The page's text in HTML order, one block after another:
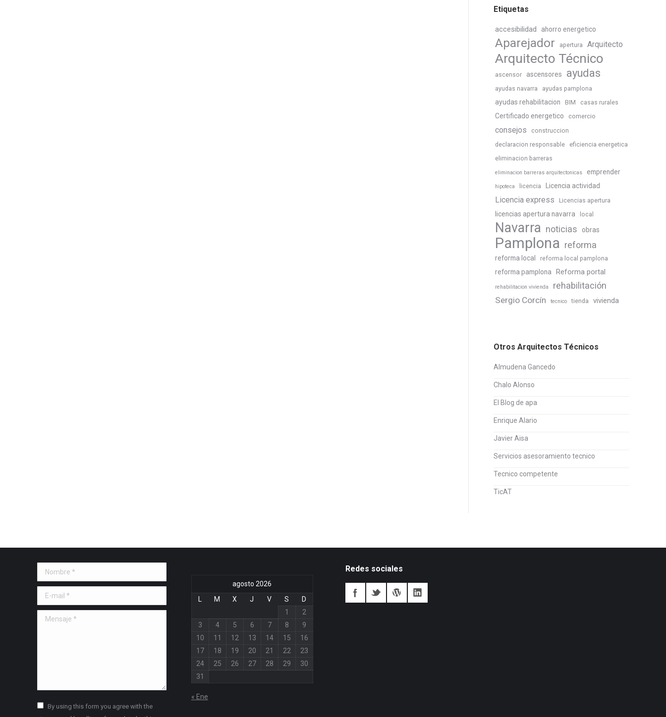
Etiquetas
accesibilidad ahorro energetico
Aparejador apertura Arquitecto
Arquitecto Técnico
ascensor ascensores ayudas
ayudas navarra ayudas pamplona
ayudas rehabilitacion BIM casas rurales
Certificado energetico comercio
consejos
construccion
declaracion responsable
eficiencia energetica
eliminacion barreras
eliminacion barreras arquitectonicas emprender
hipoteca licencia Licencia actividad
Licencia express Licencias apertura
licencias apertura navarra local
Navarra noticias obras
Pamplona reforma
reforma local reforma local pamplona
reforma pamplona Reforma portal
rehabilitacion vivienda rehabilitación
Sergio Corcín tecnico tienda vivienda
Otros Arquitectos Técnicos
Almudena Gancedo
Chalo Alonso
El Blog de apa
Enrique Alario
Javier Aisa
Servicios asesoramiento tecnico
Tecnico competente
TicAT
Nombre *
E-mail *
Mensaje *
By using this form you agree with the
agosto 2026
L
M X J V S
D
1
2
3
4 5 6 7 8
9
10
11 12 13 14 15
16
17
18 19 20 21 22
23
24
25 26 27 28 29
30
31
« Ene
Redes sociales